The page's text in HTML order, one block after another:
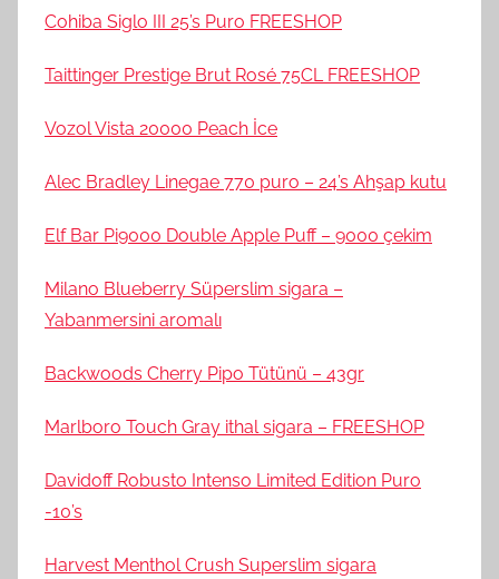
Cohiba Siglo III 25’s Puro FREESHOP
Taittinger Prestige Brut Rosé 75CL FREESHOP
Vozol Vista 20000 Peach İce
Alec Bradley Linegae 770 puro – 24’s Ahşap kutu
Elf Bar Pi9000 Double Apple Puff – 9000 çekim
Milano Blueberry Süperslim sigara –
Yabanmersini aromalı
Backwoods Cherry Pipo Tütünü – 43gr
Marlboro Touch Gray ithal sigara – FREESHOP
Davidoff Robusto Intenso Limited Edition Puro
-10’s
Harvest Menthol Crush Superslim sigara